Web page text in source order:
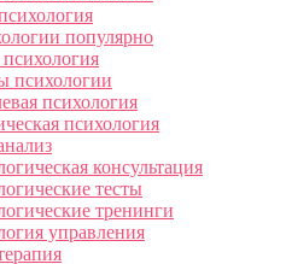
популярно
психологии
психология
психология
консультация
тесты
тренинги
управления